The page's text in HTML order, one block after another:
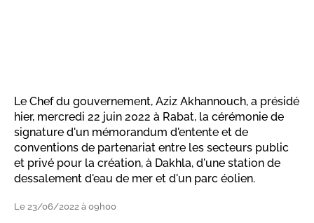
Le Chef du gouvernement, Aziz Akhannouch, a présidé
hier, mercredi 22 juin 2022 à Rabat, la cérémonie de
signature d'un mémorandum d'entente et de
conventions de partenariat entre les secteurs public
et privé pour la création, à Dakhla, d'une station de
dessalement d'eau de mer et d'un parc éolien.
Le 23/06/2022 à 09h00